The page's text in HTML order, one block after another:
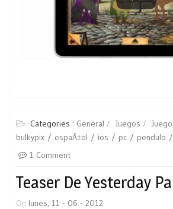
Categories : General Juegos
bulkypix
espaÃ±ol ios pc pendulo
1 Comment
Teaser De Yesterday
On lunes, 11 - 06 - 2012